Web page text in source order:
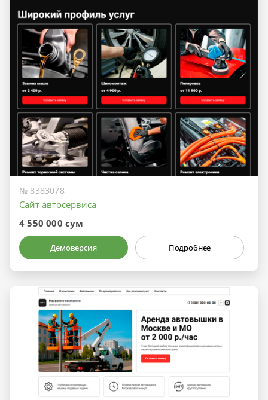
№ 8383078
Сайт автосервиса
4 550 000 сум
Демоверсия Подробнее